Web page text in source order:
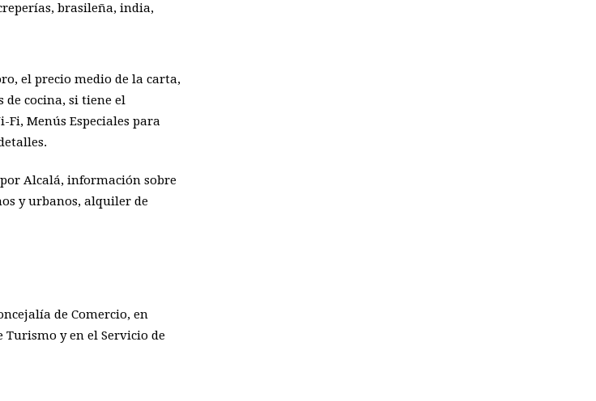
brasileña, india,
el precio medio de la carta,
de cocina, si tiene el
Fi, Menús Especiales para
Alcalá, información sobre
y urbanos, alquiler de
de Comercio, en
y en el Servicio de